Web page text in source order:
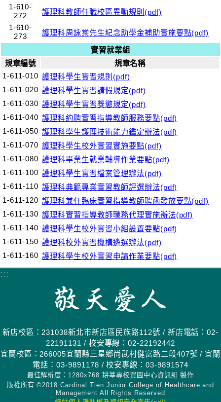
1-610-
272
護理科教師任職校區異動規則(pdf)
1-610-
273
護理科周詠棠先生紀念助學金補助實施要點(pdf)
實習就業組
規章編號
規章名稱
1-611-010 護理科學生實習規則(pdf)
1-611-020 護理科學生實習請假規定(pdf)
1-611-030 護理科學生實習獎懲規定(pdf)
1-611-040 護理科約聘實習指導教師服務要點(pdf)
1-611-050 護理科學生護理技術能力鑑定辦法(pdf)
1-611-070 護理科學生校外實習實施要點(pdf)
1-611-080 護理科畢業生就業輔導作業要點(pdf)
1-611-100 護理科學生實習檔案管理辦法(pdf)
1-611-110 護理科典範專業實習教師評選辦法(pdf)
1-611-120 護理科兼任臨床實習指導教師聘函發放要點(pdf)
1-611-130 護理科實習指導教師職務代理實施辦法(pdf)
1-611-140 護理科學生校外實習小組設置要點(pdf)
1-611-150 護理科校外實習機構遴選辦法(pdf)
1-611-160 護理科學生校外實習申請作業要點(pdf)
:::
新店校區：231038新北市新店區民族路112號 / 新店電話：02-
22191131 / 校安專線：02-22192442
宜蘭校區：266005宜蘭縣三星鄉尚武村健富路二段407號 / 宜蘭
電話：03-9891178 / 校安專線：03-9891574
最佳解析度：1280x768 耕莘專校資圖中心資訊組 製作
版權所有 ©2018 Cardinal Tien Junior College of Healthcare and
Management All Rights Reserved